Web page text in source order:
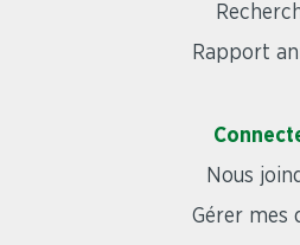
Rapport
Nous
Gérer mes